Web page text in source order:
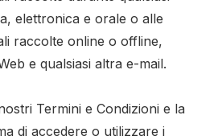
elettronica e orale o alle
raccolte online o offline,
e qualsiasi altra e-mail.
Termini e Condizioni e la
di accedere o utilizzare i